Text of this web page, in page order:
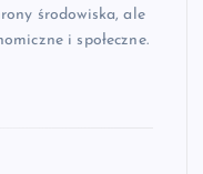
środowiska, ale
i społeczne.